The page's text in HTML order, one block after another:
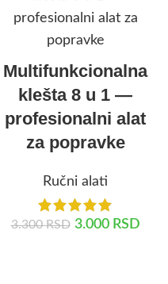
Multifunkcionalna
klešta 8 u 1 —
profesionalni alat
za popravke
Ručni alati
3.300RSD 3.000 RSD